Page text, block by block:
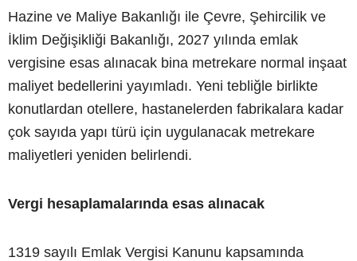
Hazine ve Maliye Bakanlığı ile Çevre, Şehircilik ve
İklim Değişikliği Bakanlığı, 2027 yılında emlak
vergisine esas alınacak bina metrekare normal inşaat
maliyet bedellerini yayımladı. Yeni tebliğle birlikte
konutlardan otellere, hastanelerden fabrikalara kadar
çok sayıda yapı türü için uygulanacak metrekare
maliyetleri yeniden belirlendi.
Vergi hesaplamalarında esas alınacak
1319 sayılı Emlak Vergisi Kanunu kapsamında